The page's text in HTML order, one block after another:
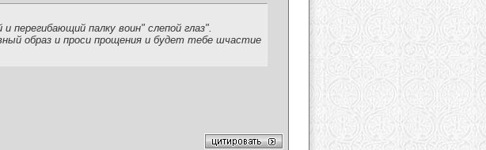
палку воин" слепой глаз".
образ и проси прощения и будет тебе шчастие